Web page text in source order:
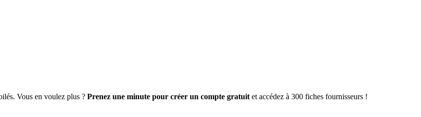
Vous en voulez plus ? Prenez une minute pour créer un compte gratuit et accédez à 300 fiches fournisseurs !